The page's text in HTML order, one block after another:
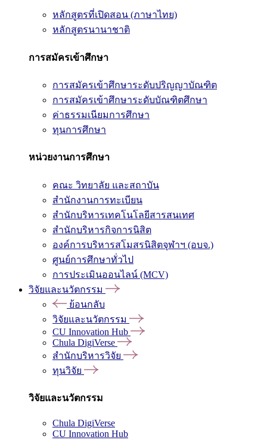
หลักสูตรที่เปิดสอน (ภาษาไทย)
หลักสูตรนานาชาติ
การสมัครเข้าศึกษา
การสมัครเข้าศึกษาระดับปริญญาบัณฑิต
การสมัครเข้าศึกษาระดับบัณฑิตศึกษา
ค่าธรรมเนียมการศึกษา
ทุนการศึกษา
หน่วยงานการศึกษา
คณะ วิทยาลัย และสถาบัน
สำนักงานการทะเบียน
สำนักบริหารเทคโนโลยีสารสนเทศ
สำนักบริหารกิจการนิสิต
องค์การบริหารสโมสรนิสิตจุฬาฯ (อบจ.)
ศูนย์การศึกษาทั่วไป
การประเมินออนไลน์ (MCV)
วิจัยและนวัตกรรม
ย้อนกลับ
วิจัยและนวัตกรรม
CU Innovation Hub
Chula DigiVerse
สำนักบริหารวิจัย
ทุนวิจัย
วิจัยและนวัตกรรม
Chula DigiVerse
CU Innovation Hub